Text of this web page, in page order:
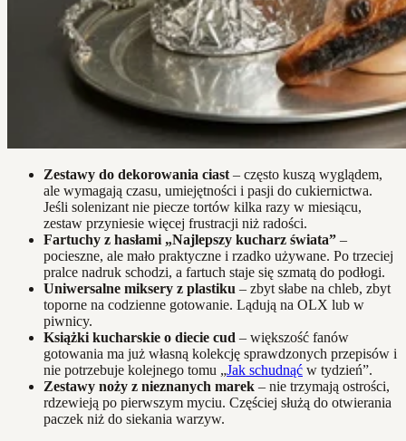
Zestawy do dekorowania ciast – często kuszą wyglądem,
ale wymagają czasu, umiejętności i pasji do cukiernictwa.
Jeśli solenizant nie piecze tortów kilka razy w miesiącu,
zestaw przyniesie więcej frustracji niż radości.
Fartuchy z hasłami „Najlepszy kucharz świata” –
pocieszne, ale mało praktyczne i rzadko używane. Po trzeciej
pralce nadruk schodzi, a fartuch staje się szmatą do podłogi.
Uniwersalne miksery z plastiku – zbyt słabe na chleb, zbyt
toporne na codzienne gotowanie. Lądują na OLX lub w
piwnicy.
Książki kucharskie o diecie cud – większość fanów
gotowania ma już własną kolekcję sprawdzonych przepisów i
nie potrzebuje kolejnego tomu „Jak schudnąć w tydzień”.
Zestawy noży z nieznanych marek – nie trzymają ostrości,
rdzewieją po pierwszym myciu. Częściej służą do otwierania
paczek niż do siekania warzyw.